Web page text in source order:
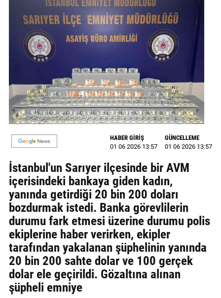
EKONOMİ
DÜNYA
MAGAZİN
VİDEO
YAZARLAR
ULAŞIN
Künye
İletişim
Gizlilik
Politikası
HABER GİRİŞ
01 06 2026 13:57
GÜNCELLEME
01 06 2026 13:57
İstanbul'un Sarıyer ilçesinde bir AVM
içerisindeki bankaya giden kadın,
yanında getirdiği 20 bin 200 doları
bozdurmak istedi. Banka görevlilerin
durumu fark etmesi üzerine durumu polis
ekiplerine haber verirken, ekipler
tarafından yakalanan şüphelinin yanında
20 bin 200 sahte dolar ve 100 gerçek
dolar ele geçirildi. Gözaltına alınan
şüpheli emniye